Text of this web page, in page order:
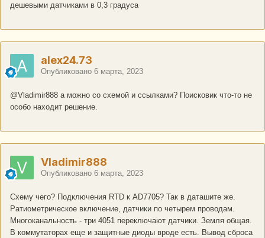
дешевыми датчиками в 0,3 градуса
alex24.73
Опубликовано 6 марта, 2023
@Vladimir888 а можно со схемой и ссылками? Поисковик что-то не
особо находит решение.
Vladimir888
Опубликовано 6 марта, 2023
Схему чего? Подключения RTD к AD7705? Так в даташите же.
Ратиометрическое включение, датчики по четырем проводам.
Многоканальность - три 4051 переключают датчики. Земля общая.
В коммутаторах еще и защитные диоды вроде есть. Вывод сброса